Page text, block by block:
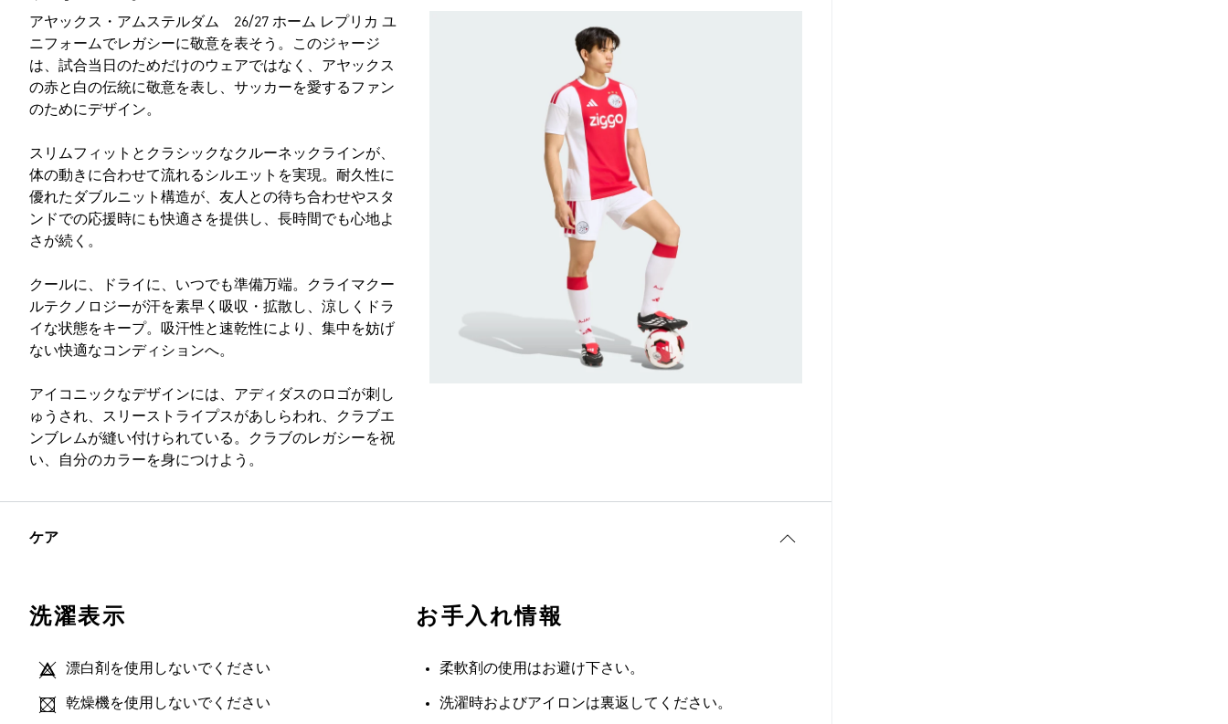
アヤックス・アムステルダム 26/27 ホーム レプリカ ユ
ニフォームでレガシーに敬意を表そう。このジャージ
は、試合当日のためだけのウェアではなく、アヤックス
の赤と白の伝統に敬意を表し、サッカーを愛するファン
のためにデザイン。
スリムフィットとクラシックなクルーネックラインが、
体の動きに合わせて流れるシルエットを実現。耐久性に
優れたダブルニット構造が、友人との待ち合わせやスタ
ンドでの応援時にも快適さを提供し、長時間でも心地よ
さが続く。
クールに、ドライに、いつでも準備万端。クライマクー
ルテクノロジーが汗を素早く吸収・拡散し、涼しくドラ
イな状態をキープ。吸汗性と速乾性により、集中を妨げ
ない快適なコンディションへ。
アイコニックなデザインには、アディダスのロゴが刺し
ゅうされ、スリーストライプスがあしらわれ、クラブエ
ンブレムが縫い付けられている。クラブのレガシーを祝
い、自分のカラーを身につけよう。
ケア
洗濯表示
漂白剤を使用しないでください
乾燥機を使用しないでください
お手入れ情報
柔軟剤の使用はお避け下さい。
洗濯時およびアイロンは裏返してください。